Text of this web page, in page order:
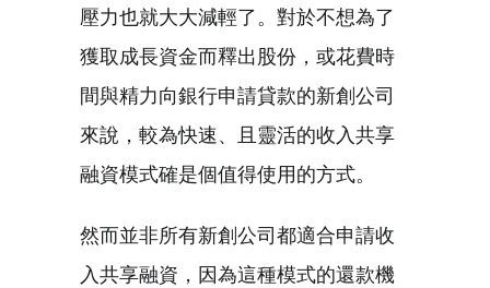
壓力也就大大減輕了。對於不想為了
獲取成長資金而釋出股份，或花費時
間與精力向銀行申請貸款的新創公司
來說，較為快速、且靈活的收入共享
融資模式確是個值得使用的方式。
然而並非所有新創公司都適合申請收
入共享融資，因為這種模式的還款機